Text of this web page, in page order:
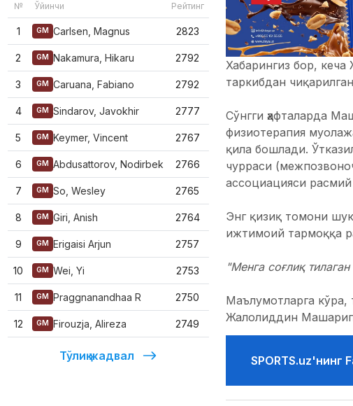
№ Ўйинчи Рейтинг
1 GM Carlsen, Magnus 2823
2 GM Nakamura, Hikaru 2792
3 GM Caruana, Fabiano 2792
4 GM Sindarov, Javokhir 2777
5 GM Keymer, Vincent 2767
6 GM Abdusattorov, Nodirbek 2766
7 GM So, Wesley 2765
8 GM Giri, Anish 2764
9 GM Erigaisi Arjun 2757
10 GM Wei, Yi 2753
11 GM Praggnanandhaa R 2750
12 GM Firouzja, Alireza 2749
Тўлиқ жадвал
Хабарингиз бор,
таркибдан
Сўнгги ҳафталарда
физиотерапия
қила бошлади.
чурраси
ассоциацияси
Энг қизиқ томони
ижтимоий тармоққа
"Менга соғлиқ
Маълумотларга
Жалолиддин
SPORTS.uz'нинг